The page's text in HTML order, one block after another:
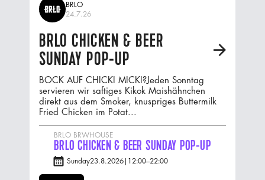
BRLO
24.7.26
BRLO CHICKEN & BEER
SUNDAY POP-UP A
BOCK AUF CHICKI MICKI?Jeden Sonntag
servieren wir saftiges Kikok Maishähnchen
direkt aus dem Smoker, knuspriges Buttermilk
Fried Chicken im Potat...
BRLO BRWHOUSE
BRLO CHICKEN & BEER SUNDAY POP-UP
Sunday23.8.2026 12:00–22:00